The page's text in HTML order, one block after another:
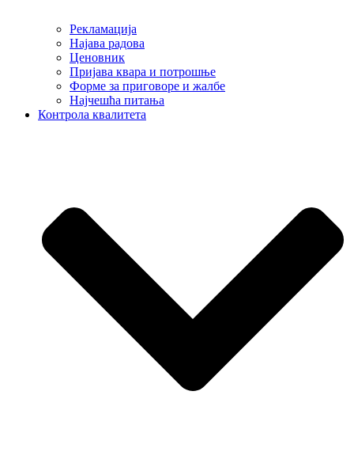
Рекламација
Најава радова
Ценовник
Пријава квара и потрошње
Форме за приговоре и жалбе
Најчешћа питања
Контрола квалитета